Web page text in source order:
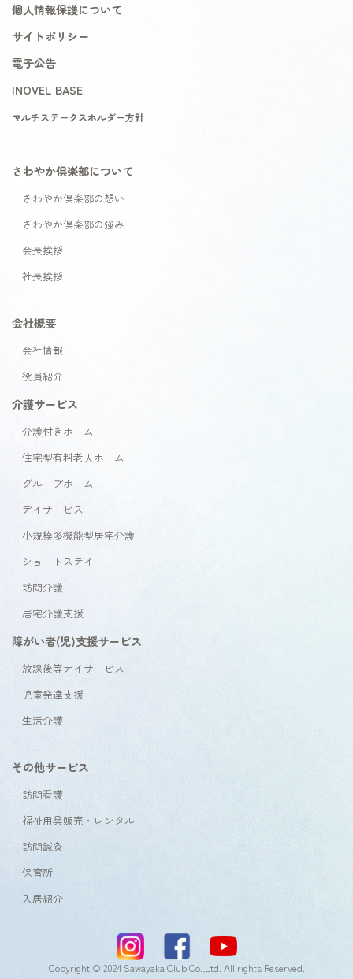
個人情報保護について
サイトポリシー
電子公告
INOVEL BASE
マルチステークスホルダー方針
さわやか倶楽部について
さわやか倶楽部の想い
さわやか倶楽部の強み
会長挨拶
社長挨拶
会社概要
会社情報
役員紹介
介護サービス
介護付きホーム
住宅型有料老人ホーム
グループホーム
デイサービス
小規模多機能型居宅介護
ショートステイ
訪問介護
居宅介護支援
障がい者(児)支援サービス
放課後等デイサービス
児童発達支援
生活介護
その他サービス
訪問看護
福祉用具販売・レンタル
訪問鍼灸
保育所
入居紹介
Copyright © 2024 Sawayaka Club Co.,Ltd. All rights Reserved.